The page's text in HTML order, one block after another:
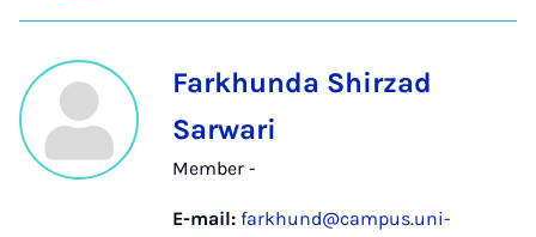
Farkhunda Shirzad
Sarwari
Member -
E-mail: farkhund@campus.uni-